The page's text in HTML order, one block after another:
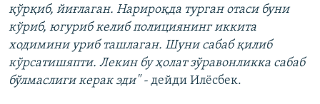
қўрқиб, йиғлаган. Нарироқда турган отаси буни
кўриб, югуриб келиб полициянинг иккита
ходимини уриб ташлаган. Шуни сабаб қилиб
кўрсатишяпти. Лекин бу ҳолат зўравонликка сабаб
бўлмаслиги керак эди" - дейди Илёсбек.